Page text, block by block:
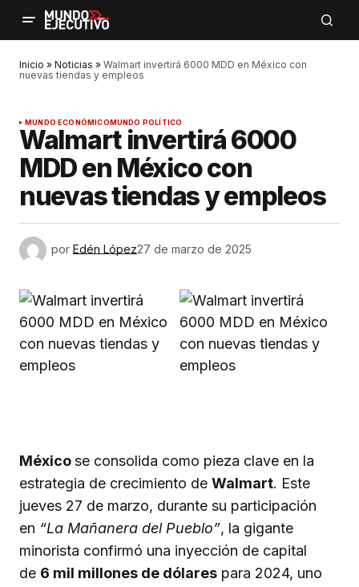
Inicio » Noticias » Walmart invertirá 6000 MDD en México con
nuevas tiendas y empleos
MUNDO ECONÓMICOMUNDO POLÍTICO
Walmart invertirá 6000
MDD en México con
nuevas tiendas y empleos
por Edén López27 de marzo de 2025
Méxicose consolida como pieza clave en la
estrategia de crecimiento de Walmart. Este
jueves 27 de marzo, durante su participación
en “La Mañanera del Pueblo”, la gigante
minorista confirmó una inyección de capital
de 6 mil millones de dólares para 2024, uno